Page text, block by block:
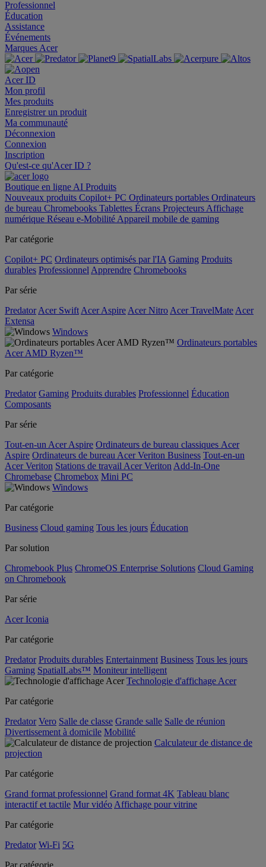
Professionnel
Éducation
Assistance
Événements
Marques Acer
Acer ID
Mon profil
Mes produits
Enregistrer un produit
Ma communauté
Déconnexion
Connexion
Inscription
Qu'est-ce qu'Acer ID ?
Boutique en ligne AI Produits
Nouveaux produits Copilot+ PC Ordinateurs portables Ordinateurs
de bureau Chromebooks Tablettes Écrans Projecteurs Affichage
numérique Réseau e-Mobilité Appareil mobile de gaming
Par catégorie
Copilot+ PC Ordinateurs optimisés par l'IA Gaming Produits
durables Professionnel Apprendre Chromebooks
Par série
Predator Acer Swift Acer Aspire Acer Nitro Acer TravelMate Acer
Extensa
Windows
Ordinateurs portables
Acer AMD Ryzen™
Par catégorie
Predator Gaming Produits durables Professionnel Éducation
Composants
Par série
Tout-en-un Acer Aspire Ordinateurs de bureau classiques Acer
Aspire Ordinateurs de bureau Acer Veriton Business Tout-en-un
Acer Veriton Stations de travail Acer Veriton Add-In-One
Chromebase Chromebox Mini PC
Windows
Par catégorie
Business Cloud gaming Tous les jours Éducation
Par solution
Chromebook Plus ChromeOS Enterprise Solutions Cloud Gaming
on Chromebook
Par série
Acer Iconia
Par catégorie
Predator Produits durables Entertainment Business Tous les jours
Gaming SpatialLabs™ Moniteur intelligent
Technologie d'affichage Acer
Par catégorie
Predator Vero Salle de classe Grande salle Salle de réunion
Divertissement à domicile Mobilité
Calculateur de distance de
projection
Par catégorie
Grand format professionnel Grand format 4K Tableau blanc
interactif et tactile Mur vidéo Affichage pour vitrine
Par catégorie
Predator Wi-Fi 5G
Par catégorie